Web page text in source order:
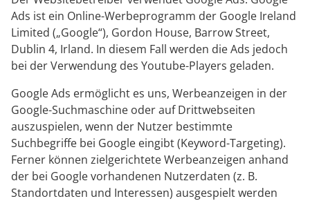
Ads ist ein Online-Werbeprogramm der Google Ireland
Limited („Google“), Gordon House, Barrow Street,
Dublin 4, Irland. In diesem Fall werden die Ads jedoch
bei der Verwendung des Youtube-Players geladen.
Google Ads ermöglicht es uns, Werbeanzeigen in der
Google-Suchmaschine oder auf Drittwebseiten
auszuspielen, wenn der Nutzer bestimmte
Suchbegriffe bei Google eingibt (Keyword-Targeting).
Ferner können zielgerichtete Werbeanzeigen anhand
der bei Google vorhandenen Nutzerdaten (z. B.
Standortdaten und Interessen) ausgespielt werden